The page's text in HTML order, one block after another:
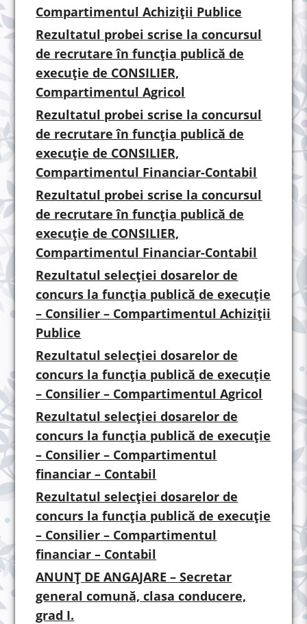
Compartimentul Achiziții Publice
Rezultatul probei scrise la concursul
de recrutare în funcția publică de
execuție de CONSILIER,
Compartimentul Agricol
Rezultatul probei scrise la concursul
de recrutare în funcția publică de
execuție de CONSILIER,
Compartimentul Financiar-Contabil
Rezultatul probei scrise la concursul
de recrutare în funcția publică de
execuție de CONSILIER,
Compartimentul Financiar-Contabil
Rezultatul selecției dosarelor de
concurs la funcția publică de execuție
– Consilier – Compartimentul Achiziții
Publice
Rezultatul selecției dosarelor de
concurs la funcția publică de execuție
– Consilier – Compartimentul Agricol
Rezultatul selecției dosarelor de
concurs la funcția publică de execuție
– Consilier – Compartimentul
financiar – Contabil
Rezultatul selecției dosarelor de
concurs la funcția publică de execuție
– Consilier – Compartimentul
financiar – Contabil
ANUNȚ DE ANGAJARE – Secretar
general comună, clasa conducere,
grad I.